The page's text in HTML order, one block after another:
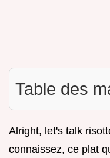
Table des
Alright, let's talk
connaissez, ce plat